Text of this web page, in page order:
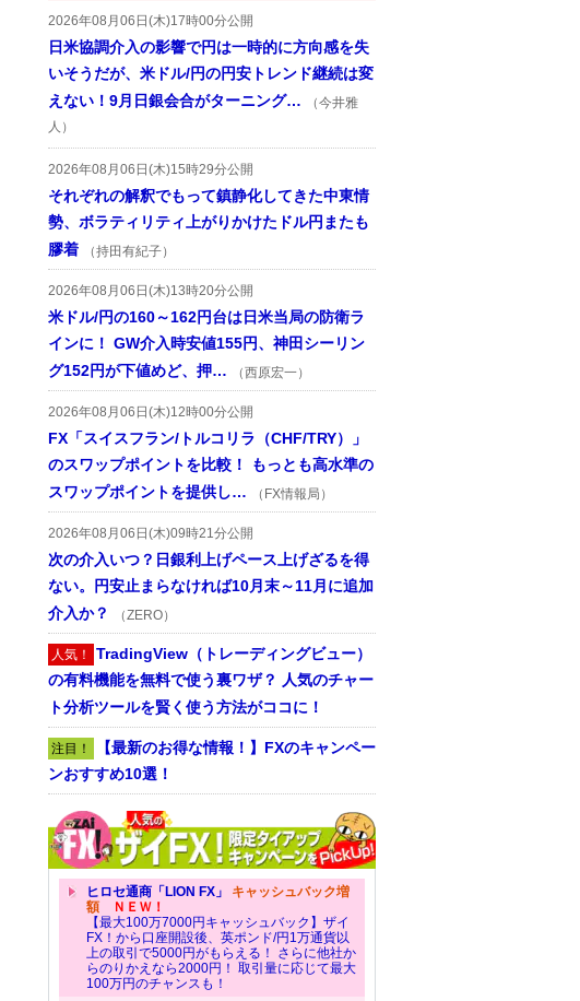
2026年08月06日(木)17時00分公開
日米協調介入の影響で円は一時的に方向感を失
いそうだが、米ドル/円の円安トレンド継続は変
えない！9月日銀会合がターニング…
（今井雅
人）
2026年08月06日(木)15時29分公開
それぞれの解釈でもって鎮静化してきた中東情
勢、ボラティリティ上がりかけたドル円またも
膠着
（持田有紀子）
2026年08月06日(木)13時20分公開
米ドル/円の160～162円台は日米当局の防衛ラ
インに！ GW介入時安値155円、神田シーリン
グ152円が下値めど、押…
（西原宏一）
2026年08月06日(木)12時00分公開
FX「スイスフラン/トルコリラ（CHF/TRY）」
のスワップポイントを比較！ もっとも高水準の
スワップポイントを提供し…
（FX情報局）
2026年08月06日(木)09時21分公開
次の介入いつ？日銀利上げペース上げざるを得
ない。円安止まらなければ10月末～11月に追加
介入か？
（ZERO）
人気！ TradingView（トレーディングビュー）
の有料機能を無料で使う裏ワザ？ 人気のチャー
ト分析ツールを賢く使う方法がココに！
注目！ 【最新のお得な情報！】FXのキャンペー
ンおすすめ10選！
ヒロセ通商「LION FX」 キャッシュバック増
額ＮＥＷ！
【最大100万7000円キャッシュバック】ザイ
FX！から口座開設後、英ポンド/円1万通貨以
上の取引で5000円がもらえる！ さらに他社か
らのりかえなら2000円！ 取引量に応じて最大
100万円のチャンスも！